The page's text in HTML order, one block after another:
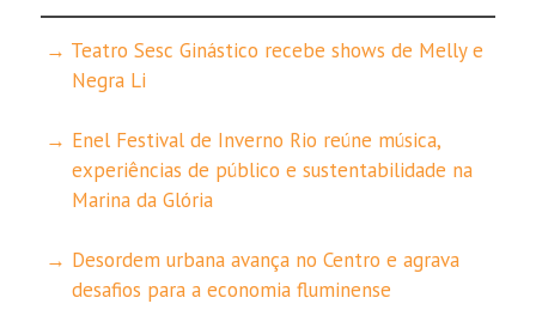
Teatro Sesc Ginástico recebe shows de Melly e
Negra Li
Enel Festival de Inverno Rio reúne música,
experiências de público e sustentabilidade na
Marina da Glória
Desordem urbana avança no Centro e agrava
desafios para a economia fluminense